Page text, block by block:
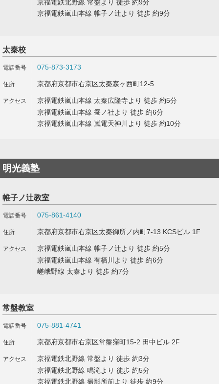
京福電鉄北野線 常盤より 徒歩 約9分
京福電鉄嵐山本線 帷子ノ辻より 徒歩 約9分
太秦校
075-873-3173
京都府京都市右京区太秦森ヶ西町12-5
京福電鉄嵐山本線 太秦広隆寺より 徒歩 約5分
京福電鉄嵐山本線 蚕ノ社より 徒歩 約6分
京福電鉄嵐山本線 嵐電天神川より 徒歩 約10分
明光義塾
帷子ノ辻教室
075-861-4140
京都府京都市右京区太秦御所ノ内町7-13 KCSビル 1F
京福電鉄嵐山本線 帷子ノ辻より 徒歩 約5分
京福電鉄嵐山本線 有栖川より 徒歩 約6分
嵯峨野線 太秦より 徒歩 約7分
常盤教室
075-881-4741
京都府京都市右京区常盤窪町15-2 田中ビル 2F
京福電鉄北野線 常盤より 徒歩 約3分
京福電鉄北野線 鳴滝より 徒歩 約5分
京福電鉄北野線 撮影所前より 徒歩 約9分